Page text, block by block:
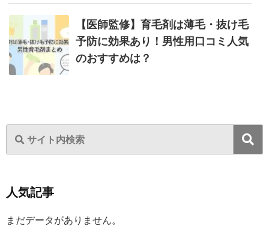
【医師監修】育毛剤は薄毛・抜け毛
予防に効果あり！男性用口コミ人気
のおすすめは？
人気記事
まだデータがありません。